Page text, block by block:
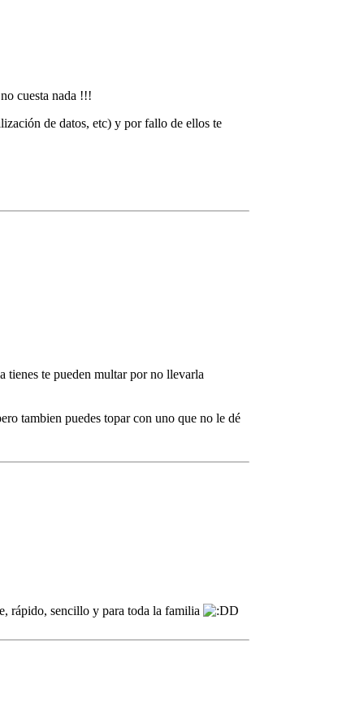
cuesta nada !!!
de datos, etc) y por fallo de ellos te
te pueden multar por no llevarla
tambien puedes topar con uno que no le dé
rápido, sencillo y para toda la familia